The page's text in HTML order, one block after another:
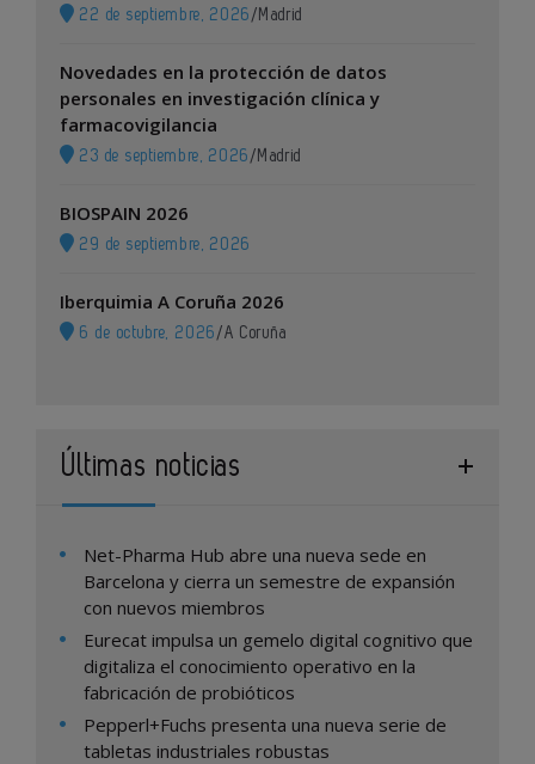
22 de septiembre, 2026 / Madrid
Novedades en la protección de datos
personales en investigación clínica y
farmacovigilancia
23 de septiembre, 2026 / Madrid
BIOSPAIN 2026
29 de septiembre, 2026
Iberquimia A Coruña 2026
6 de octubre, 2026 /A Coruña
Últimas noticias
Net-Pharma Hub abre una nueva sede en
Barcelona y cierra un semestre de expansión
con nuevos miembros
Eurecat impulsa un gemelo digital cognitivo que
digitaliza el conocimiento operativo en la
fabricación de probióticos
Pepperl+Fuchs presenta una nueva serie de
tabletas industriales robustas